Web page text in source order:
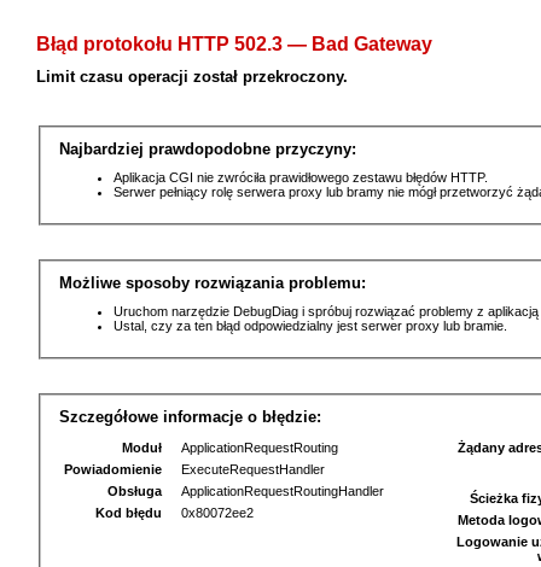
Błąd protokołu HTTP 502.3 — Bad Gateway
Limit czasu operacji został przekroczony.
Najbardziej prawdopodobne przyczyny:
Aplikacja CGI nie zwróciła prawidłowego zestawu błędów HTTP.
Serwer pełniący rolę serwera proxy lub bramy nie mógł przetworzyć
Możliwe sposoby rozwiązania problemu:
Uruchom narzędzie DebugDiag i spróbuj rozwiązać problemy z
Ustal, czy za ten błąd odpowiedzialny jest serwer proxy lub bramie.
Szczegółowe informacje o błędzie:
Moduł
ApplicationRequestRouting
Powiadomienie
ExecuteRequestHandler
Obsługa
ApplicationRequestRoutingHandler
Kod błędu
0x80072ee2
Żądany
Ścieżka
Metoda
Logowanie